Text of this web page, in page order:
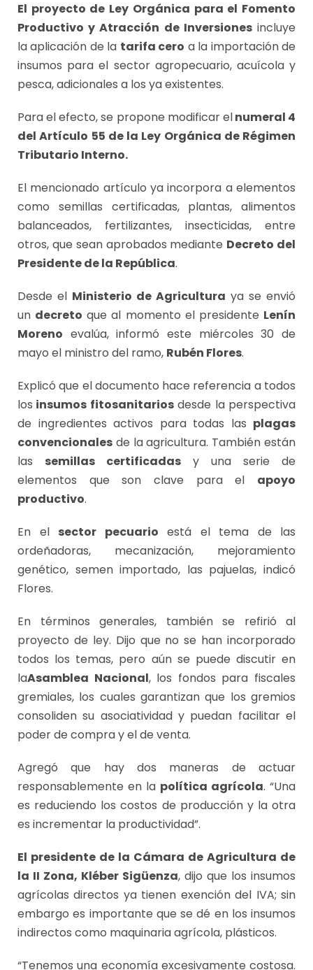
El proyecto de Ley Orgánica para el Fomento
Productivo y Atracción de Inversionesincluye
la aplicación de la tarifa cero a la importación de
insumos para el sector agropecuario, acuícola y
pesca, adicionales a los ya existentes.
Para el efecto, se propone modificar elnumeral 4
del Artículo 55 de la Ley Orgánica de Régimen
Tributario Interno.
El mencionado artículo ya incorpora a elementos
como semillas certificadas, plantas, alimentos
balanceados, fertilizantes, insecticidas, entre
otros, que sean aprobados mediante Decreto del
Presidente de la República.
Desde el Ministerio de Agricultura ya se envió
un decreto que al momento el presidente Lenín
Moreno evalúa, informó este miércoles 30 de
mayo el ministro del ramo, Rubén Flores.
Explicó que el documento hace referencia a todos
los insumos fitosanitariosdesde la perspectiva
de ingredientes activos para todas las plagas
convencionales de la agricultura. También están
las semillas certificadas y una serie de
elementos que son clave para el apoyo
productivo.
En el sector pecuario está el tema de las
ordeñadoras, mecanización, mejoramiento
genético, semen importado, las pajuelas, indicó
Flores.
En términos generales, también se refirió al
proyecto de ley. Dijo que no se han incorporado
todos los temas, pero aún se puede discutir en
laAsamblea Nacional, los fondos para fiscales
gremiales, los cuales garantizan que los gremios
consoliden su asociatividad y puedan facilitar el
poder de compra y el de venta.
Agregó que hay dos maneras de actuar
responsablemente en la política agrícola. “Una
es reduciendo los costos de producción y la otra
es incrementar la productividad”.
El presidente de la Cámara de Agricultura de
la II Zona, Kléber Sigüenza, dijo que los insumos
agrícolas directos ya tienen exención del IVA; sin
embargo es importante que se dé en los insumos
indirectos como maquinaria agrícola, plásticos.
“Tenemos una economía excesivamente costosa.